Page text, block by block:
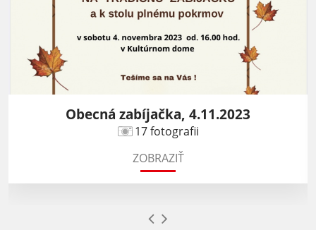
Obecná zabíjačka, 4.11.2023
17 fotografii
ZOBRAZIŤ